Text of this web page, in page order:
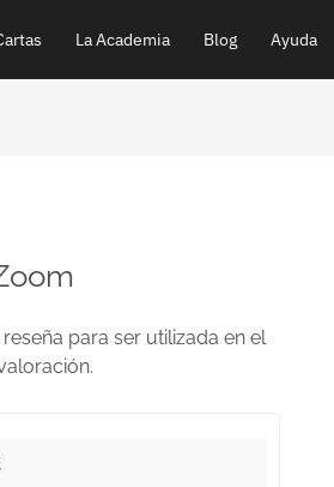
La Academia Blog Ayuda
para ser utilizada en el